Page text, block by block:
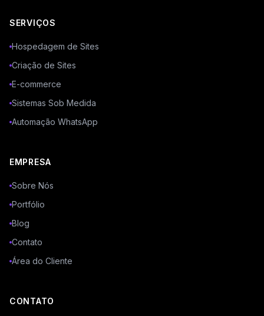
SERVIÇOS
Hospedagem de Sites
Criação de Sites
E-commerce
Sistemas Sob Medida
Automação WhatsApp
EMPRESA
Sobre Nós
Portfólio
Blog
Contato
Área do Cliente
CONTATO